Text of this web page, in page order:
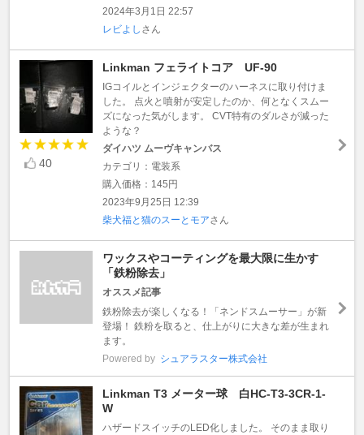
2024年3月1日 22:57
レビよし さん
40
Linkman フェライトコア UF-90
IGコイルとインジェクターのハーネスに取り付けま
した。 点火と噴射が安定したのか、何となくスムー
ズになった気がします。 CVT特有のダルさが減った
ような？
ダイハツ ムーヴキャンバス
カテゴリ：電装系
購入価格：145円
2023年9月25日 12:39
柴犬福と猫のスーとモアさん
ワックスやコーティングを最大限に生かす
「鉄粉除去」
オススメ記事
鉄粉除去が楽しくなる！「ネンドスムーサー」が新
登場！ 鉄粉を取ると、仕上がりに大きな差が生まれ
ます。
Powered by シュアラスター株式会社
Linkman T3 メーター球 白HC-T3-3CR-1-
W
ハザードスイッチのLED化しました。 そのまま取り